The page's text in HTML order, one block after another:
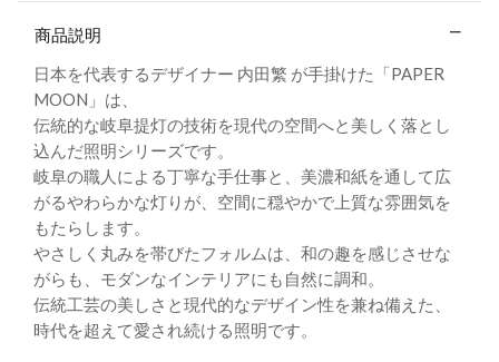
商品説明
日本を代表するデザイナー 内田繁 が手掛けた「PAPER
MOON」は、
伝統的な岐阜提灯の技術を現代の空間へと美しく落とし
込んだ照明シリーズです。
岐阜の職人による丁寧な手仕事と、美濃和紙を通して広
がるやわらかな灯りが、空間に穏やかで上質な雰囲気を
もたらします。
やさしく丸みを帯びたフォルムは、和の趣を感じさせな
がらも、モダンなインテリアにも自然に調和。
伝統工芸の美しさと現代的なデザイン性を兼ね備えた、
時代を超えて愛され続ける照明です。